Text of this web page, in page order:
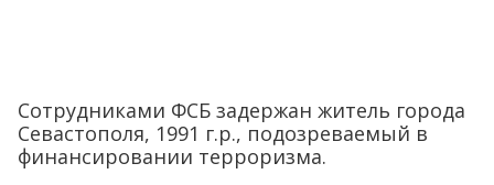
Сотрудниками ФСБ задержан житель города
Севастополя, 1991 г.р., подозреваемый в
финансировании терроризма.